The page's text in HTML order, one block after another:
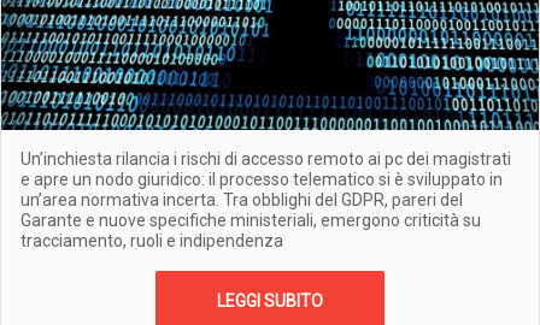
Un’inchiesta rilancia i rischi di accesso remoto ai pc dei magistrati
e apre un nodo giuridico: il processo telematico si è sviluppato in
un’area normativa incerta. Tra obblighi del GDPR, pareri del
Garante e nuove specifiche ministeriali, emergono criticità su
tracciamento, ruoli e indipendenza
LEGGI SUBITO